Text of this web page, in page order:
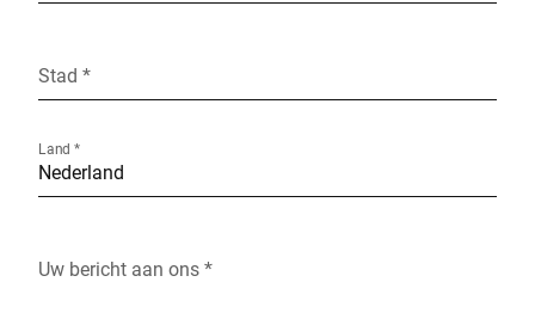
Stad *
Land *
Uw bericht aan ons *